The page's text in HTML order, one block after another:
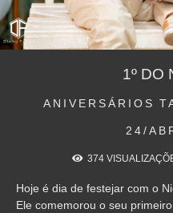
ANIVERSÁRIOS
24/
1º DO
374
Hoje é dia de festejar com o
Ele comemorou o seu